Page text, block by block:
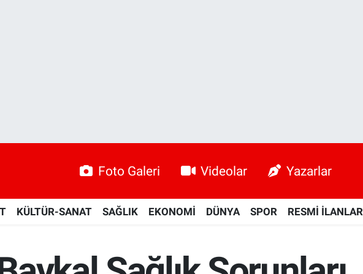
Foto Galeri Videolar Yazarlar
KÜLTÜR-SANAT SAĞLIK EKONOMİ DÜNYA SPOR RESMİ İLANLAR